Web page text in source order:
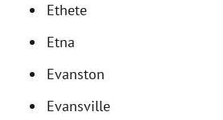
Ethete
Etna
Evanston
Evansville